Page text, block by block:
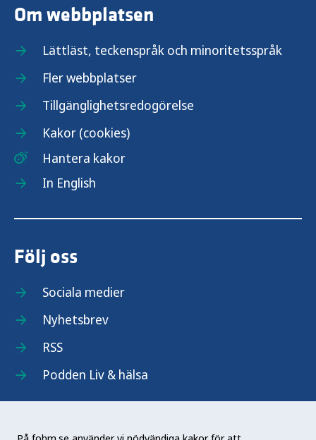
Om webbplatsen
Lättläst, teckenspråk och minoritetsspråk
Fler webbplatser
Tillgänglighetsredogörelse
Kakor (cookies)
Hantera kakor
In English
Följ oss
Sociala medier
Nyhetsbrev
RSS
Podden Liv & hälsa